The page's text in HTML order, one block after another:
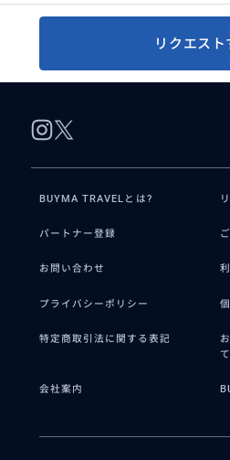
リクエスト
BUYMA TRAVELとは?
パートナー登録
お問い合わせ
プライバシーポリシー
特定商取引法に関する表記
て
会社案内